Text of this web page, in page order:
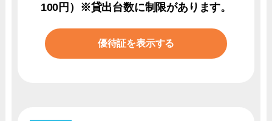
100円）※貸出台数に制限があります。
優待証を表示する